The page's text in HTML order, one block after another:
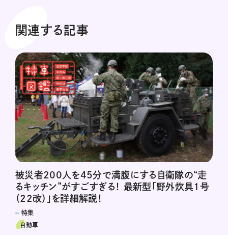
関連する記事
被災者200人を45分で満腹にする自衛隊の“走
るキッチン”がすごすぎる！ 最新型「野外炊具1号
（22改）」を詳細解説！
特集
自動車